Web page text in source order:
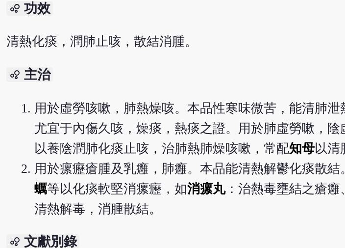
bubble_chart 功效
清熱化痰，潤肺止咳，散結消腫。
bubble_chart 主治
用於虛勞咳嗽，肺熱燥咳。本品性寒味微苦，能清肺泄
尤宜于內傷久咳，燥痰，熱痰之證。用於肺虛勞嗽，
以養陰潤肺化痰止咳，治肺熱肺燥咳嗽，常配知母以清
用於瘰癧瘡腫及乳癰，肺癰。本品能清熱解鬱化痰散
蠣等以化痰軟堅消瘰癧，如消瘰丸：治熱毒壅結之瘡癰
清熱解毒，消腫散結。
bubble_chart 文獻別錄